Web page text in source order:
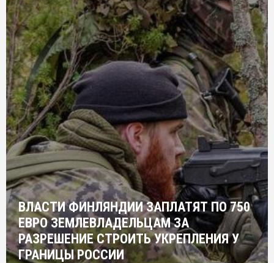
ВЛАСТИ ФИНЛЯНДИИ ЗАПЛАТЯТ ПО 750
ЕВРО ЗЕМЛЕВЛАДЕЛЬЦАМ ЗА
РАЗРЕШЕНИЕ СТРОИТЬ УКРЕПЛЕНИЯ У
ГРАНИЦЫ РОССИИ